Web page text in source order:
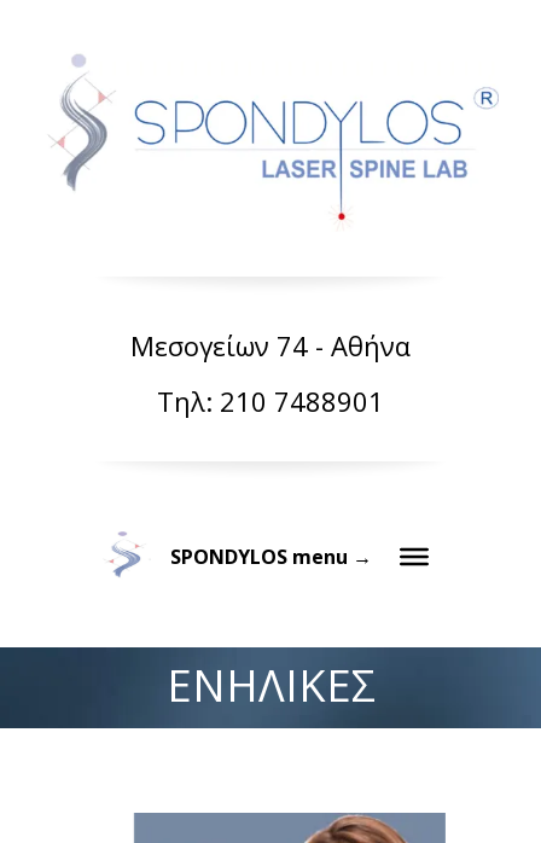
Μεσογείων 74 - Αθήνα
Τηλ: 210 7488901
SPONDYLOS menu →
ΕΝΗΛΙΚΕΣ